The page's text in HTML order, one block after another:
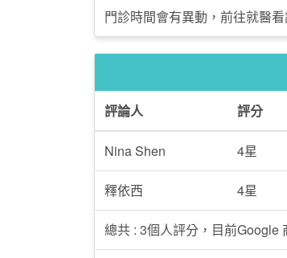
門診時間會有異動，前往就醫
評論人 評分
Nina Shen 4星
釋依西 4星
總共 : 3個人評分，目前Google